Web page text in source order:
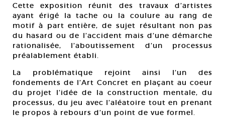
Cette exposition réunit des travaux d’artistes
ayant érigé la tache ou la coulure au rang de
motif à part entière, de sujet résultant non pas
du hasard ou de l’accident mais d’une démarche
rationalisée, l’aboutissement d’un processus
préalablement établi.
La problématique rejoint ainsi l’un des
fondements de l’Art Concret en plaçant au coeur
du projet l’idée de la construction mentale, du
processus, du jeu avec l’aléatoire tout en prenant
le propos à rebours d’un point de vue formel.